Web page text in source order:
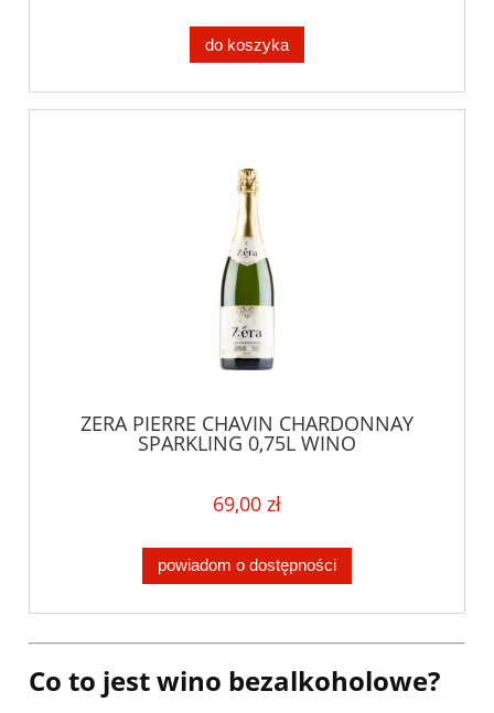
do koszyka
ZERA PIERRE CHAVIN CHARDONNAY
SPARKLING 0,75L WINO
69,00 zł
powiadom o dostępności
Co to jest wino bezalkoholowe?